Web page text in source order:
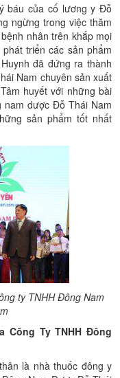
báu của cố lương y Đỗ
ngừng trong việc thăm
nhân trên khắp mọi
triển các sản phẩm
đã đứng ra thành
Nam chuyên sản xuất
huyết với những bài
nam dược Đỗ Thái Nam
sản phẩm tốt nhất
ty TNHH Đông Nam
Công Ty TNHH Đông
là nhà thuốc đông y